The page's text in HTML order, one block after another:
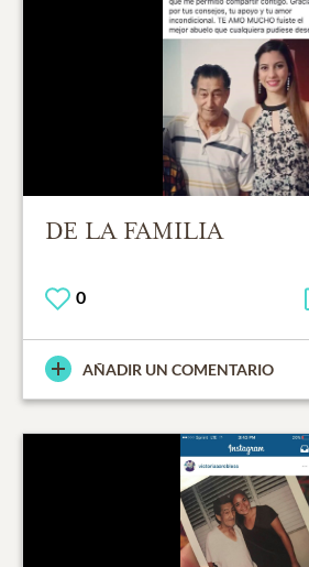
DE LA FAMILIA
0
AÑADIR UN COMENTARIO